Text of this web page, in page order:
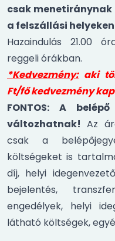
csak
a felszállási
Hazaindulás 21.00
reggeli órákban.
*Kedvezmény:aki
Ft/fő kedvezmény
FONTOS: A
változhatnak! Az
csak a
költségeket is
díj, helyi
bejelentés,
engedélyek, helyi
látható költségek,